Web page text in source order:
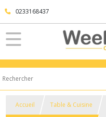
0233168437
Accueil Table & Cuisine